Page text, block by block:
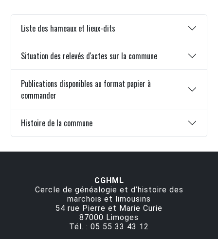
Liste des hameaux et lieux-dits
Situation des relevés d'actes sur la commune
Publications disponibles au format papier à
commander
Histoire de la commune
CGHML
Cercle de généalogie et d’histoire des
marchois et limousins
54 rue Pierre et Marie Curie
87000 Limoges
Tél. : 05 55 33 43 12